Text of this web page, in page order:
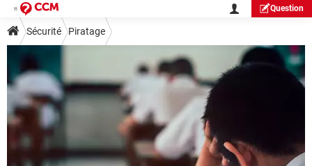
Question
Sécurité Piratage